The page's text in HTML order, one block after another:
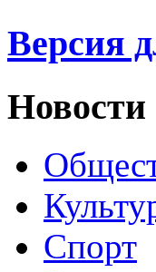
Версия
Новости
Спорт